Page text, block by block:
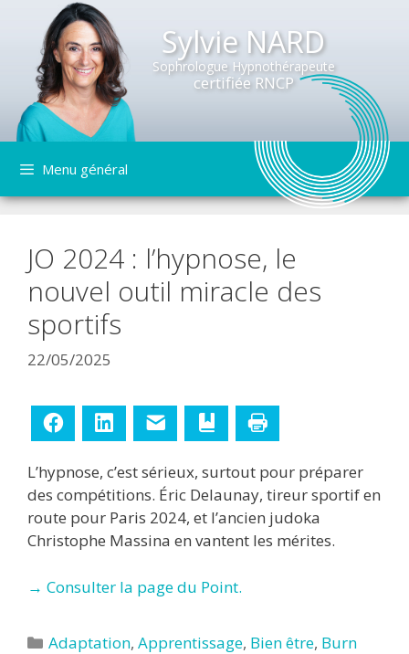
Sylvie NARD
Sophrologue Hypnothérapeute
certifiée RNCP
contenu
Menu général
JO 2024 : l’hypnose, le
nouvel outil miracle des
sportifs
22/05/2025
Facebook LinkedIn Ajouter aux favoris
L’hypnose, c’est sérieux, surtout pour préparer
des compétitions. Éric Delaunay, tireur sportif en
route pour Paris 2024, et l’ancien judoka
Christophe Massina en vantent les mérites.
→ Consulter la page du Point.
Catégories
Adaptation,Apprentissage, Bien être, Burn